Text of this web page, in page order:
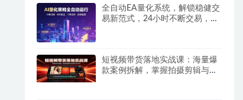
全自动EA量化系统，解锁稳健交
易新范式，24小时不断交易，日
短视频带货落地实战课：海量爆
款案例拆解，掌握拍摄剪辑与带